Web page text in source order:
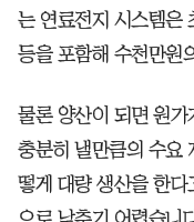
는 연료전지 시스템은
등을 포함해 수천만원
물론 양산이 되면 원
충분히 낼만큼의 수요
떻게 대량 생산을 한